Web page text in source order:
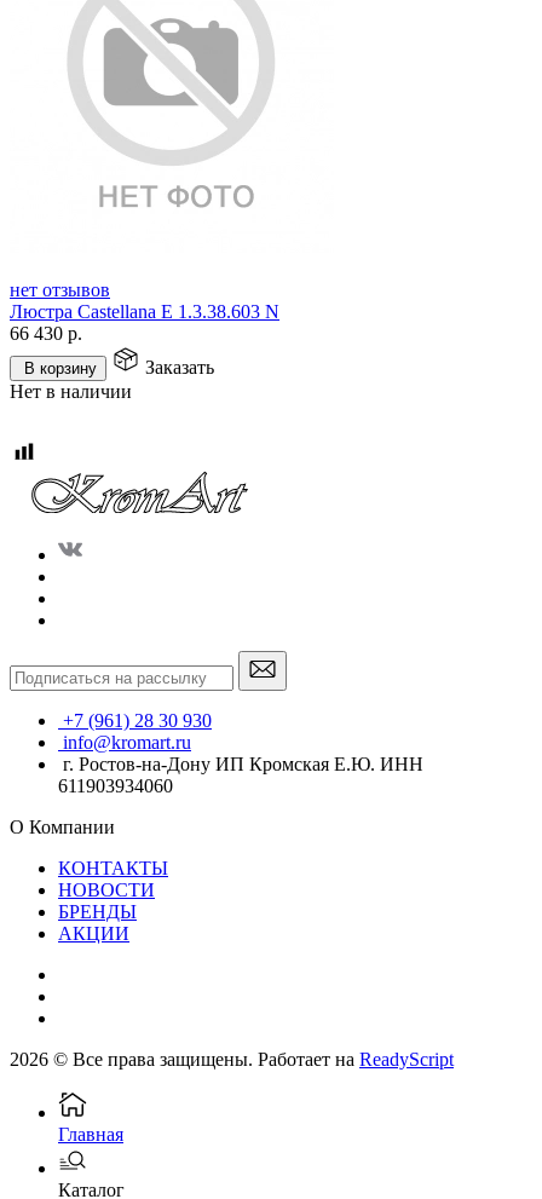
нет отзывов
Люстра Castellana E 1.3.38.603 N
66 430 р.
В корзину
Заказать
Нет в наличии
+7 (961) 28 30 930
info@kromart.ru
г. Ростов-на-Дону ИП Кромская Е.Ю. ИНН
611903934060
О Компании
КОНТАКТЫ
НОВОСТИ
БРЕНДЫ
АКЦИИ
2026 © Все права защищены. Работает на ReadyScript
Главная
Каталог